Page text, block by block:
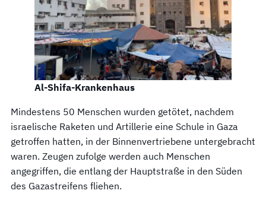
Al-Shifa-Krankenhaus
Mindestens 50 Menschen wurden getötet, nachdem
israelische Raketen und Artillerie eine Schule in Gaza
getroffen hatten, in der Binnenvertriebene untergebracht
waren. Zeugen zufolge werden auch Menschen
angegriffen, die entlang der Hauptstraße in den Süden
des Gazastreifens fliehen.